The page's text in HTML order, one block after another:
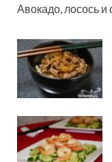
Авокадо, лосось и